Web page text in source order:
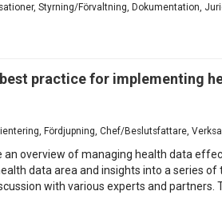
Styrning/Förvaltning, Dokumentation,
practice for implementing
Fördjupning, Chef/Beslutsfattare,
an overview of managing health data
data area and insights into a series
with various experts and partners.